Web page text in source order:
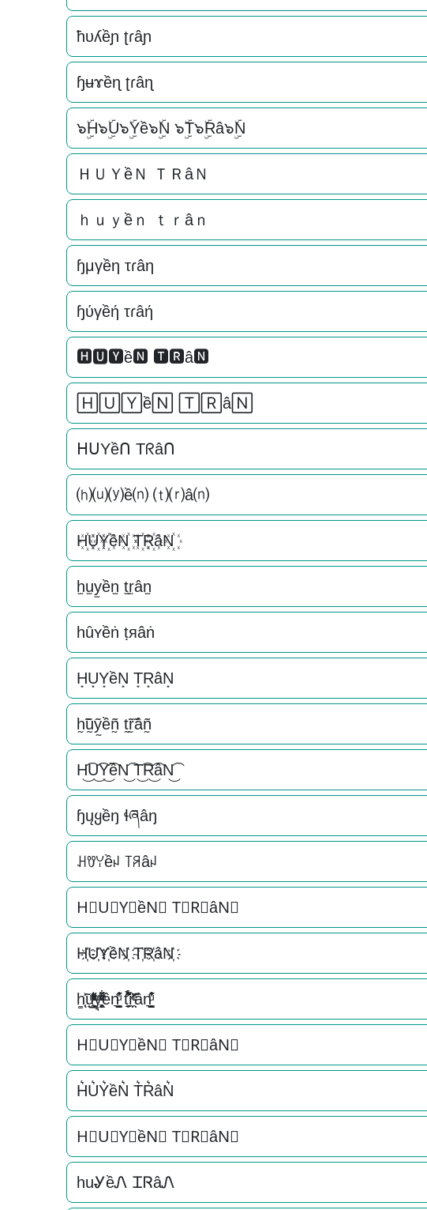
ħυʎềɲ ʈɾâɲ
ɧʉɤềɳ ʈɾâɳ
๖ۣۜH๖ۣۜU๖ۣۜYề๖ۣۜN ๖ۣۜT๖ۣۜRâ๖ۣۜN
ＨＵＹềＮ ＴＲâＮ
ｈｕｙềｎ ｔｒâｎ
ɧμγềη τɾâη
ɧύγềή τɾâή
🅷🆄🆈ề🅽 🆃🆁â🅽
🄷🅄🅈ề🄽 🅃🅁â🄽
ᕼᑌYềᑎ Tᖇâᑎ
⒣⒰⒴ề⒩ ⒯⒭â⒩
H꙰U꙰Y꙰ềN꙰ T꙰R꙰âN꙰
h̫u̫y̫ền̫ t̫r̫ân̫
һȗʏềṅ ṭяâṅ
H͙U͙Y͙ềN͙ T͙R͙âN͙
h̰̃ṵ̃ỹ̰ềñ̰ t̰̃r̰̃âñ̰
H͜͡U͜͡Y͜͡ềN͜͡ T͜͡R͜͡âN͜͡
ɧųყềŋ ɬཞâŋ
ꃅꀎꌩềꈤ ꓄ꋪâꈤ
H⃟U⃟Y⃟ềN⃟ T⃟R⃟âN⃟
H҉U҉Y҉ềN҉ T҉R҉âN҉
h͚̖̜̍̃͐u̟͎̲͕̼̳͉̲ͮͫͭ̋ͭ͛ͣ̈y͉̝͖̻̯ͮ̒̂ͮ͋ͫͨền͉̠̙͉̗̺̋̋̔ͧ̊ t̘̟̼̉̈́͐͋͌̊r̼̯̤̈ͭ̃ͨ̆ân͉̠̙͉̗̺̋̋̔ͧ̊
H⃗U⃗Y⃗ềN⃗ T⃗R⃗âN⃗
H͛U͛Y͛ềN͛ T͛R͛âN͛
H⃒U⃒Y⃒ềN⃒ T⃒R⃒âN⃒
huᎽềᏁ ᏆᏒâᏁ